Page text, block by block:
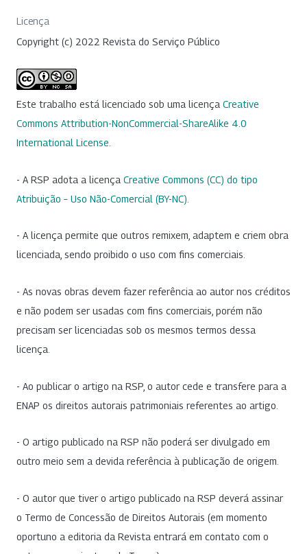
Licença
Copyright (c) 2022 Revista do Serviço Público
Este trabalho está licenciado sob uma licença Creative
Commons Attribution-NonCommercial-ShareAlike 4.0
International License
- A RSP adota a licença Creative Commons (CC) do tipo
Atribuição – Uso Não-Comercial (BY-NC)
- A licença permite que outros remixem, adaptem e criem obra
licenciada, sendo proibido o uso com fins comerciais.
- As novas obras devem fazer referência ao autor nos créditos
e não podem ser usadas com fins comerciais, porém não
precisam ser licenciadas sob os mesmos termos dessa
licença.
- Ao publicar o artigo na RSP, o autor cede e transfere para a
ENAP os direitos autorais patrimoniais referentes ao artigo.
- O artigo publicado na RSP não poderá ser divulgado em
outro meio sem a devida referência à publicação de origem.
- O autor que tiver o artigo publicado na RSP deverá assinar
o Termo de Concessão de Direitos Autorais (em momento
oportuno a editoria da Revista entrará em contato com o